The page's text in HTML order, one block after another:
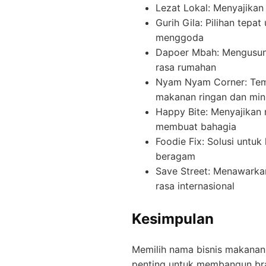
Lezat Lokal:
Gurih Gila: Pilihan
menggoda
Dapoer Mbah:
rasa rumahan
Nyam Nyam Corner:
makanan ringan dan
Happy Bite:
membuat bahagia
Foodie Fix: Solusi
beragam
Save Street:
rasa internasional
Kesimpulan
Memilih nama bisnis